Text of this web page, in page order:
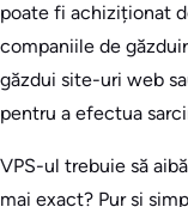
poate fi achiziționat
companiile de
găzdui site-uri web
pentru a efectua
VPS-ul trebuie să
mai exact? Pur și